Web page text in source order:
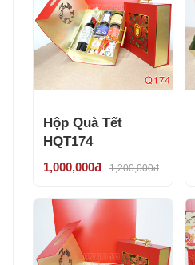
Hộp Quà Tết
HQT174
1,000,000đ 1,200,000đ